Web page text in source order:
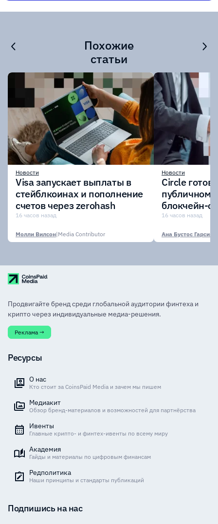
Похожие
статьи
Новости
Visa запускает выплаты в
стейблкоинах и пополнение
счетов через zerohash
16 часов назад
Молли Вилсон|Media Contributor
Новости
Circle
публичному
блокчейн-
участии
16 часов назад
Ана Бустос Гарсия
Продвигайте бренд среди глобальной аудитории финтеха и
крипто через индивидуальные медиа-решения.
Реклама →
Ресурсы
О нас
Кто стоит за CoinsPaid Media и зачем мы пишем
Медиакит
Обзор бренд-материалов и возможностей для партнёрства
Ивенты
Главные крипто- и финтех-ивенты по всему миру
Академия
Гайды и материалы по цифровым финансам
Редполитика
Наши принципы и стандарты публикаций
Подпишись на нас